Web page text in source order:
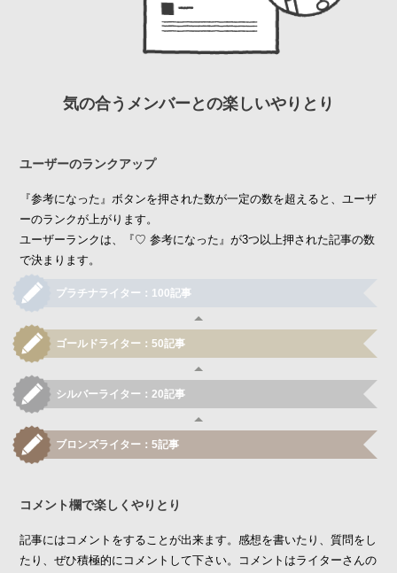
気の合うメンバーとの楽しいやりとり
ユーザーのランクアップ
『参考になった』ボタンを押された数が一定の数を超えると、ユーザ
ーのランクが上がります。
ユーザーランクは、『♡ 参考になった』が3つ以上押された記事の数
で決まります。
プラチナライター：100記事
ゴールドライター：50記事
シルバーライター：20記事
ブロンズライター：5記事
コメント欄で楽しくやりとり
記事にはコメントをすることが出来ます。感想を書いたり、質問をし
たり、ぜひ積極的にコメントして下さい。コメントはライターさんの